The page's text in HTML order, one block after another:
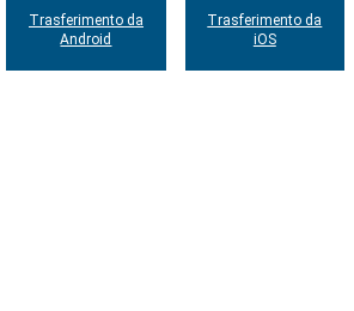
Trasferimento da
Android
Trasferimento da
iOS